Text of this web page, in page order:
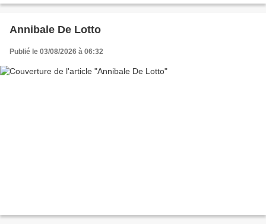
Annibale De Lotto
Publié le 03/08/2026 à 06:32